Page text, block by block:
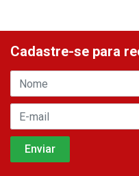
Cadastre-se para